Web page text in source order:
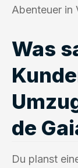
Abenteuer in
Was
de
Du planst